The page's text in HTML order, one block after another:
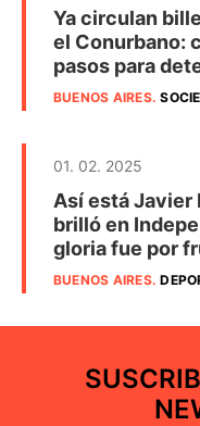
Ya circulan
el Conurbano:
pasos para
BUENOS AIRES.
01. 02. 2025
Así está Javier
brilló en
gloria fue por
BUENOS AIRES.